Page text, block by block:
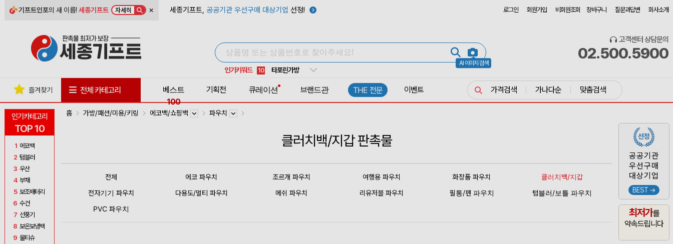
기프트인포의 새 이름!세종기프트 자세히 × 세종기프트, 공공기관 우선구매 대상기업 선정! 로그인 회원가입 비회원조회 장바구니 질문과답변 회사소개
AI 이미지 검색
인기키워드
6 우산
9 넥쿨러
10 타포린가방
1 선풍기
고객센터 상담문의
02.500.5900
인기카테고리
TOP 10
1 에코백
2 텀블러
3 우산
4 부채
5 보조배터리
6 수건
7 선풍기
8 보온보냉백
9 물티슈
공공기관
우선구매
대상기업
BEST →
최저가를
약속드립니다
즐겨찾기 전체 카테고리
베스트
100
기획전 큐레이션 브랜드관 THE 전문 이벤트 가격검색 가나다순 맞춤검색
홈 가방/패션/미용/키링 에코백/쇼핑백 파우치
클러치백/지갑 판촉물
전체 에코 파우치 조르개 파우치 여행용 파우치 화장품 파우치
클러치백/지갑
전자기기 파우치
다용도/멀티 파우치 메쉬 파우치 리유저블 파우치 필통/펜 파우치
텀블러/보틀 파우치
PVC 파우치